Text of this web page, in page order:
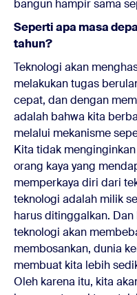
bangun hampir sama
Seperti apa masa
tahun?
Teknologi akan
melakukan tugas
cepat, dan dengan
adalah bahwa kita
melalui mekanisme
Kita tidak
orang kaya yang
memperkaya diri dari
teknologi adalah milik
harus ditinggalkan.
teknologi akan
membosankan, dunia
membuat kita lebih
Oleh karena itu, kita